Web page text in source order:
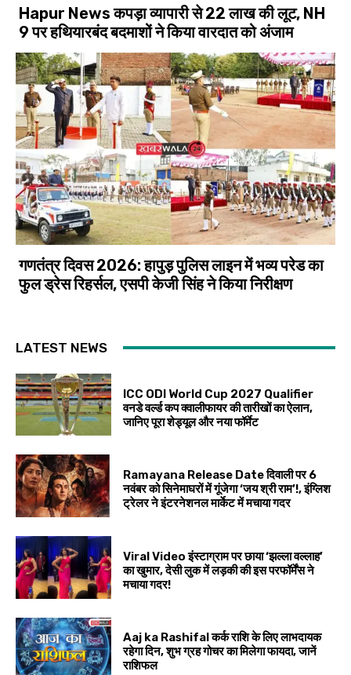
Hapur News कपड़ा व्यापारी से 22 लाख की लूट, NH
9 पर हथियारबंद बदमाशों ने किया वारदात को अंजाम
गणतंत्र दिवस 2026: हापुड़ पुलिस लाइन में भव्य परेड का
फुल ड्रेस रिहर्सल, एसपी केजी सिंह ने किया निरीक्षण
LATEST NEWS
ICC ODI World Cup 2027 Qualifier
वनडे वर्ल्ड कप क्वालीफायर की तारीखों का ऐलान,
जानिए पूरा शेड्यूल और नया फॉर्मेट
Ramayana Release Date दिवाली पर 6
नवंबर को सिनेमाघरों में गूंजेगा ‘जय श्री राम’!, इंग्लिश
ट्रेलर ने इंटरनेशनल मार्केट में मचाया गदर
Viral Video इंस्टाग्राम पर छाया ‘झल्ला वल्लाह’
का खुमार, देसी लुक में लड़की की इस परफॉर्मेंस ने
मचाया गदर!
Aaj ka Rashifal कर्क राशि के लिए लाभदायक
रहेगा दिन, शुभ ग्रह गोचर का मिलेगा फायदा, जानें
राशिफल